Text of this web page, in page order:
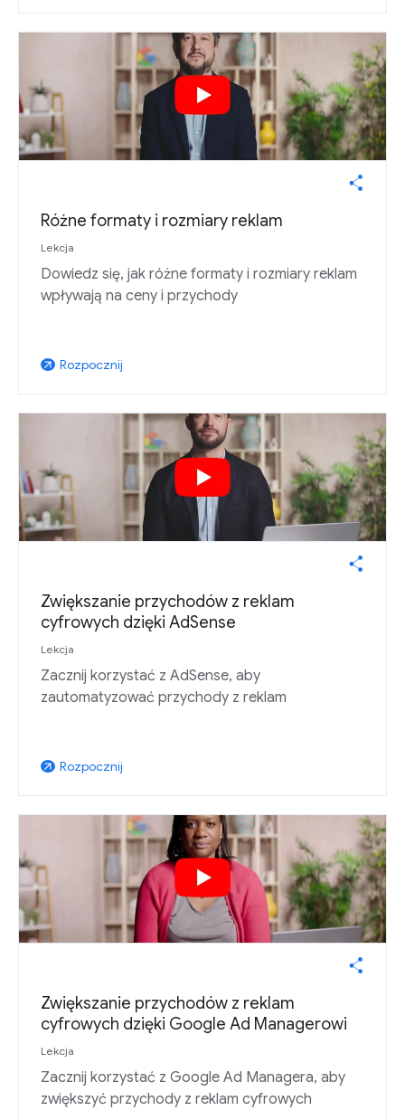
Różne formaty i rozmiary reklam
Lekcja
Dowiedz się, jak różne formaty i rozmiary reklam
wpływają na ceny i przychody
arrow_outward Rozpocznij
Zwiększanie przychodów z reklam
cyfrowych dzięki AdSense
Lekcja
Zacznij korzystać z AdSense, aby
zautomatyzować przychody z reklam
arrow_outward Rozpocznij
Zwiększanie przychodów z reklam
cyfrowych dzięki Google Ad Managerowi
Lekcja
Zacznij korzystać z Google Ad Managera, aby
zwiększyć przychody z reklam cyfrowych